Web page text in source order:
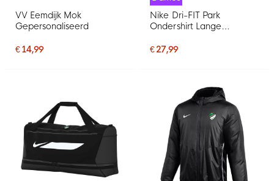
VV Eemdijk Mok
Gepersonaliseerd
€ 14,99
Nike Dri-FIT Park
Ondershirt Lange
Wit
€ 27,99